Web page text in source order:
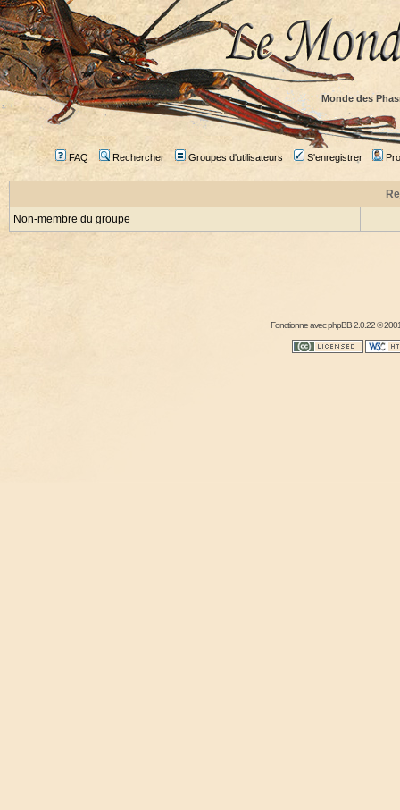
Monde des
FAQ Rechercher Groupes d'utilisateurs S'enregistrer
Non-membre du groupe
Fonctionne avecphpBB2.0.22 ©